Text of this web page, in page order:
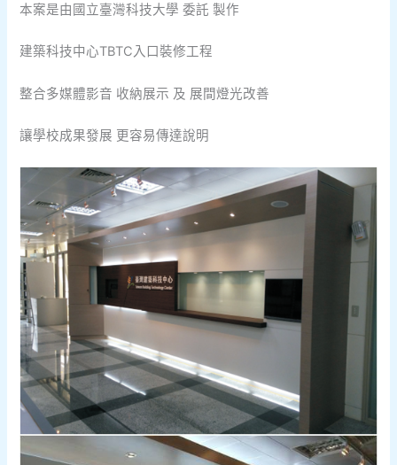
本案是由國立臺灣科技大學 委託 製作
建築科技中心TBTC入口裝修工程
整合多媒體影音 收納展示 及 展間燈光改善
讓學校成果發展 更容易傳達說明